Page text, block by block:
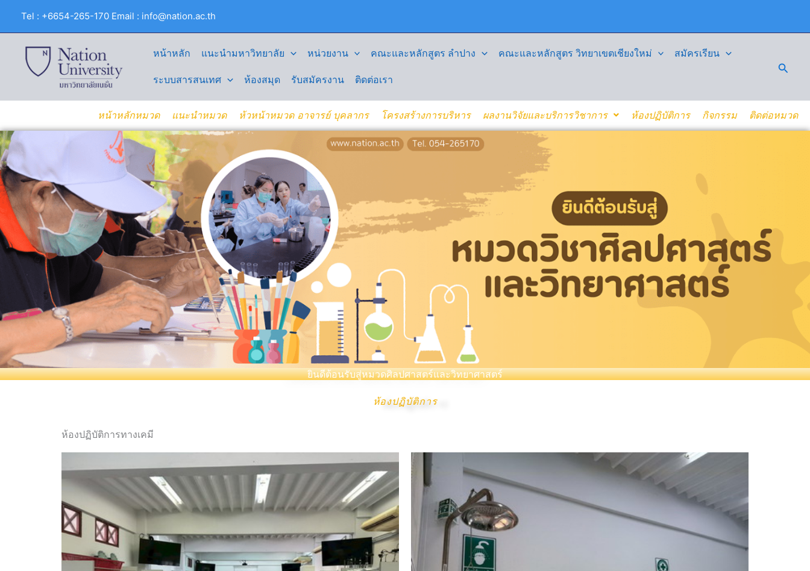
Tel : +6654-265-170 Email : info@nation.ac.th
หน้าหลัก แนะนำมหาวิทยาลัย หน่วยงาน คณะและหลักสูตร ลำปาง คณะและหลักสูตร วิทยาเขตเชียงใหม่ สมัครเรียน
ระบบสารสนเทศ ห้องสมุด รับสมัครงาน ติดต่อเรา
หน้าหลักหมวด แนะนำหมวด ห้วหน้าหมวด อาจารย์ บุคลากร โครงสร้างการบริหาร ผลงานวิจัยและบริการวิชาการ ห้องปฏิบัติการ กิจกรรม ติดต่อหมวด
ยินดีต้อนรับสู่หมวดศิลปศาสตร์และวิทยาศาสตร์
ห้องปฏิบัติการ
ห้องปฏิบัติการทางเคมี